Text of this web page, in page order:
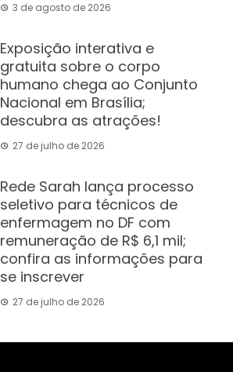
3 de agosto de 2026
Exposição interativa e
gratuita sobre o corpo
humano chega ao Conjunto
Nacional em Brasília;
descubra as atrações!
27 de julho de 2026
Rede Sarah lança processo
seletivo para técnicos de
enfermagem no DF com
remuneração de R$ 6,1 mil;
confira as informações para
se inscrever
27 de julho de 2026